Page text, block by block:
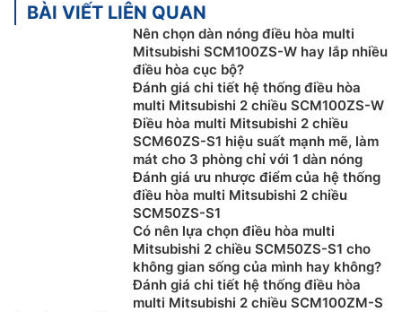
BÀI VIẾT LIÊN QUAN
Nên chọn dàn nóng điều hòa multi
Mitsubishi SCM100ZS-W hay lắp nhiều
điều hòa cục bộ?
Đánh giá chi tiết hệ thống điều hòa
multi Mitsubishi 2 chiều SCM100ZS-W
Điều hòa multi Mitsubishi 2 chiều
SCM60ZS-S1 hiệu suất mạnh mẽ, làm
mát cho 3 phòng chỉ với 1 dàn nóng
Đánh giá ưu nhược điểm của hệ thống
điều hòa multi Mitsubishi 2 chiều
SCM50ZS-S1
Có nên lựa chọn điều hòa multi
Mitsubishi 2 chiều SCM50ZS-S1 cho
không gian sống của mình hay không?
Đánh giá chi tiết hệ thống điều hòa
multi Mitsubishi 2 chiều SCM100ZM-S